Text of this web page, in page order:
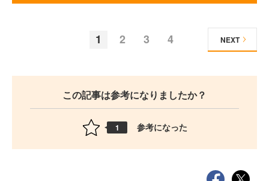
1 2 3 4 NEXT
この記事は参考になりましたか？
1 参考になった